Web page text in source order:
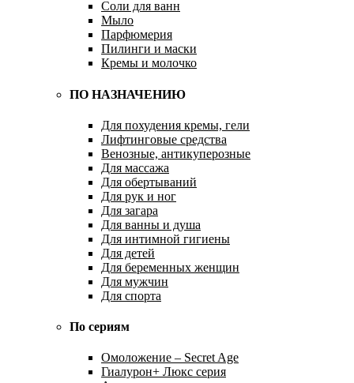
Соли для ванн
Мыло
Парфюмерия
Пилинги и маски
Кремы и молочко
ПО НАЗНАЧЕНИЮ
Для похудения кремы, гели
Лифтинговые средства
Венозные, антикуперозные
Для массажа
Для обертываний
Для рук и ног
Для загара
Для ванны и душа
Для интимной гигиены
Для детей
Для беременных женщин
Для мужчин
Для спорта
По сериям
Омоложение – Secret Age
Гиалурон+ Люкс серия